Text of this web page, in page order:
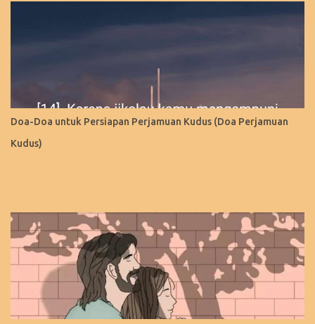
Doa-Doa untuk Persiapan Perjamuan Kudus (Doa Perjamuan
Kudus)